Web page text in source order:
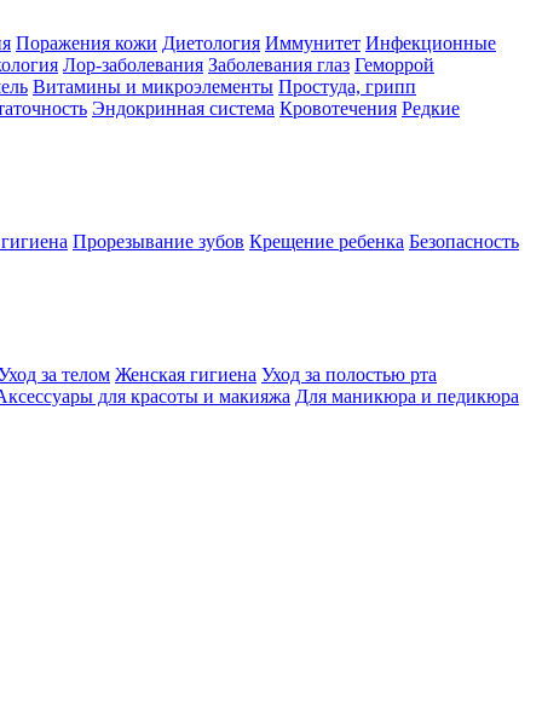
Поражения кожи Диетология Иммунитет Инфекционные
Лор-заболевания Заболевания глаз Геморрой
Витамины и микроэлементы Простуда, грипп
Эндокринная система Кровотечения Редкие
Прорезывание зубов Крещение ребенка Безопасность
за телом Женская гигиена Уход за полостью рта
для красоты и макияжа Для маникюра и педикюра